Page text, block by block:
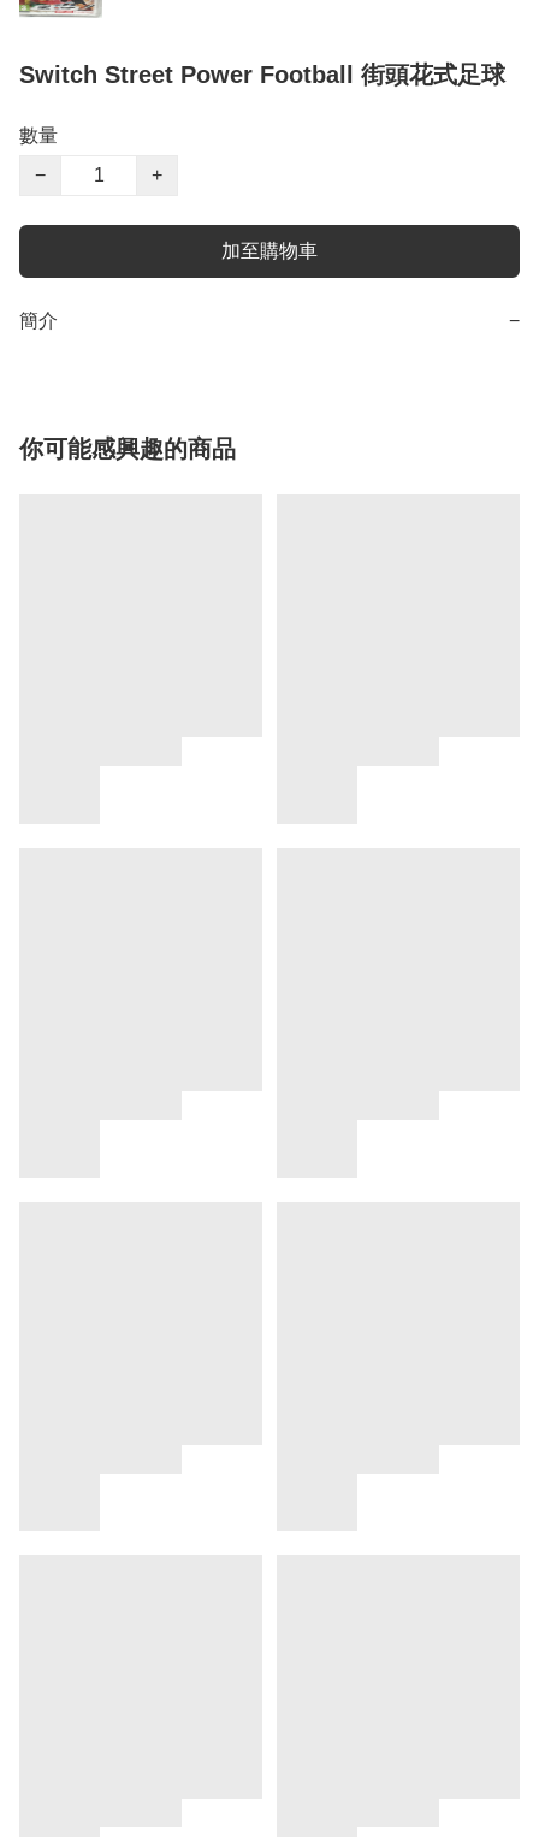
Switch Street Power Football 街頭花式足球
數量
−
+
加至購物車
簡介 −
你可能感興趣的商品